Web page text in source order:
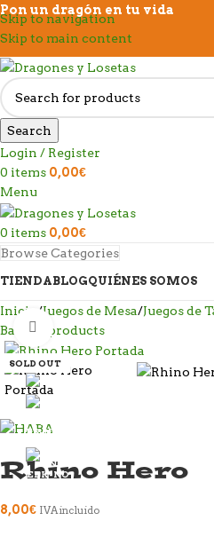
Skip to navigation
Skip to main content
Pon un dragón en tu vida
Search
Login / Register
0 items 0,00€
Menu
0 items 0,00€
Browse Categories
TIENDABLOGQUIÉNES SOMOS
Inicio Juegos de Mesa Juegos de
Back to products
SOLD OUT
Click to enlarge
Rhino Hero
8,00€ IVA incluido